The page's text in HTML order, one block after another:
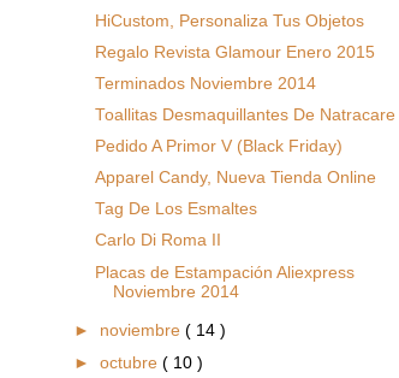
HiCustom, Personaliza Tus Objetos
Regalo Revista Glamour Enero 2015
Terminados Noviembre 2014
Toallitas Desmaquillantes De Natracare
Pedido A Primor V (Black Friday)
Apparel Candy, Nueva Tienda Online
Tag De Los Esmaltes
Carlo Di Roma II
Placas de Estampación Aliexpress
Noviembre 2014
► noviembre( 14 )
►octubre( 10 )